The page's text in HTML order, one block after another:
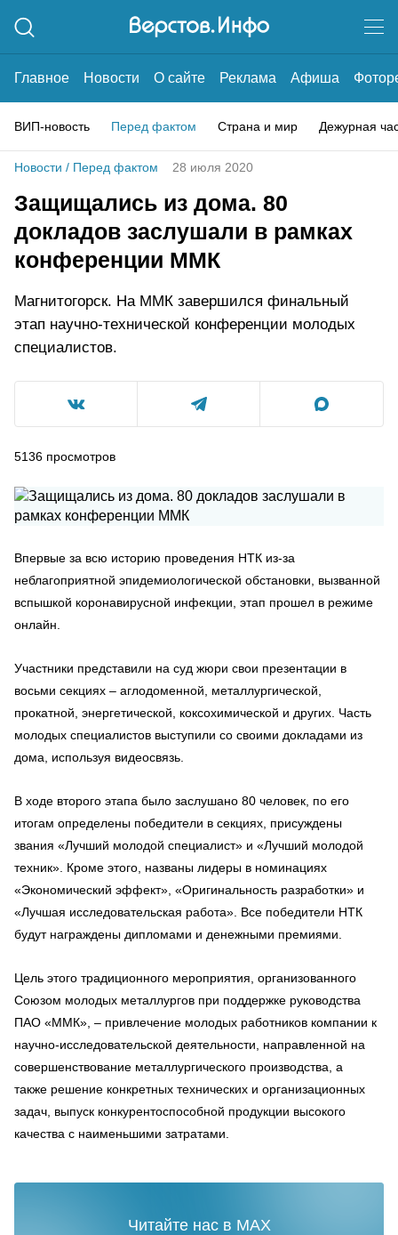
Главное Новости О сайте Реклама Афиша
ВИП-новость Перед фактом Страна и мир Дежурная
Новости / Перед фактом 28 июля 2020
Защищались из дома. 80
докладов заслушали в рамках
конференции ММК
Магнитогорск. На ММК завершился финальный
этап научно-технической конференции молодых
специалистов.
5136 просмотров
Впервые за всю историю проведения НТК из-за
неблагоприятной эпидемиологической обстановки, вызванной
вспышкой коронавирусной инфекции, этап прошел в режиме
онлайн.
Участники представили на суд жюри свои презентации в
восьми секциях – аглодоменной, металлургической,
прокатной, энергетической, коксохимической и других. Часть
молодых специалистов выступили со своими докладами из
дома, используя видеосвязь.
В ходе второго этапа было заслушано 80 человек, по его
итогам определены победители в секциях, присуждены
звания «Лучший молодой специалист» и «Лучший молодой
техник». Кроме этого, названы лидеры в номинациях
«Экономический эффект», «Оригинальность разработки» и
«Лучшая исследовательская работа». Все победители НТК
будут награждены дипломами и денежными премиями.
Цель этого традиционного мероприятия, организованного
Союзом молодых металлургов при поддержке руководства
ПАО «ММК», – привлечение молодых работников компании к
научно-исследовательской деятельности, направленной на
совершенствование металлургического производства, а
также решение конкретных технических и организационных
задач, выпуск конкурентоспособной продукции высокого
качества с наименьшими затратами.
Читайте нас в MAX